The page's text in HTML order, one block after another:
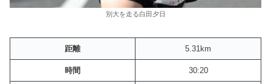
別大を走る白田夕日
距離 5.31km
時間 30:20